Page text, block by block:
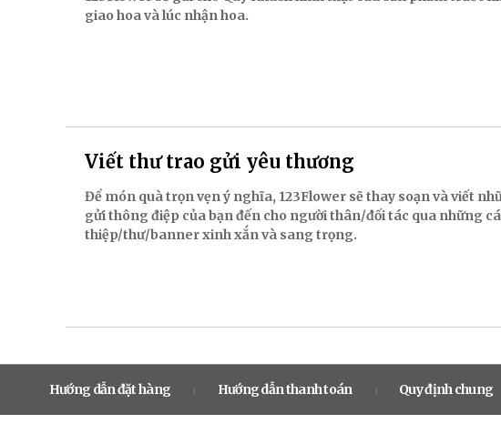
giao hoa và lúc nhận hoa.
Viết thư trao gửi yêu thương
Để món quà trọn vẹn ý nghĩa, 123Flower sẽ thay soạn và viết
gửi thông điệp của bạn đến cho người thân/đối tác qua những
thiệp/thư/banner xinh xắn và sang trọng.
Hướng dẫn đặt hàng | Hướng dẫn thanh toán | Quy định chung